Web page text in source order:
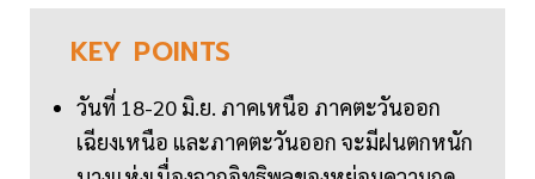
KEY POINTS
วันที่ 18-20 มิ.ย. ภาคเหนือ ภาคตะวันออก
เฉียงเหนือ และภาคตะวันออก จะมีฝนตกหนัก